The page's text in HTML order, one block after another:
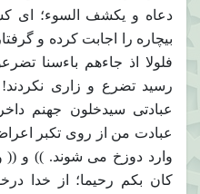
دعاه و يكشف السوء؛ اى
بيچاره را اجابت كرده و
فلولا اذ جاءهم باءسنا
رسيد تضرع و زارى
عبادتى سيدخلون جهنم
عبادت من از روى تكبر
وارد دوزخ مى شوند. )) و ((
كان بكم رحيما؛ از خدا